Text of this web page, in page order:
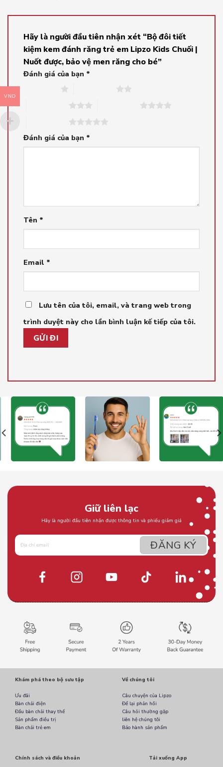
Hãy là người đầu tiên nhận xét “Bộ đôi tiết
kiệm kem đánh răng trẻ em Lipzo Kids Chuối |
Nuốt được, bảo vệ men răng cho bé”
Đánh giá của bạn *
1 trên 5 sao
Đánh giá của bạn *
Tên *
Email *
Lưu tên của tôi, email, và trang web trong
trình duyệt này cho lần bình luận kế tiếp của tôi.
Giữ liên lạc
Hãy là người đầu tiên nhận được thông tin và phiếu giảm giá
Khám phá theo bộ sưu tập
Ưu đãi
Bàn chải điện
Đầu bàn chải thay thế
Sản phẩm điều trị
Bàn chải trẻ em
Về chúng tôi
Câu chuyện của Lipzo
Để lại phản hồi
Câu hỏi thường gặp
liên hệ chúng tôi
Bảo hành sản phẩm
Chính sách và điều khoản Tải xuống App
VND